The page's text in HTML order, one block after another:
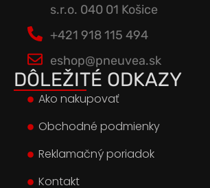
s.r.o. 040 01 Košice
+421 918 115 494
eshop@pneuvea.sk
DÔLEŽITÉ ODKAZY
Ako nakupovať
Obchodné podmienky
Reklamačný poriadok
Kontakt